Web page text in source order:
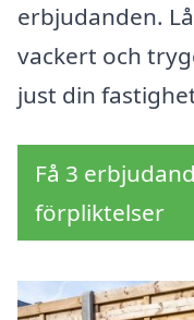
erbjudanden.
vackert och
just din
Få 3
förpliktelser